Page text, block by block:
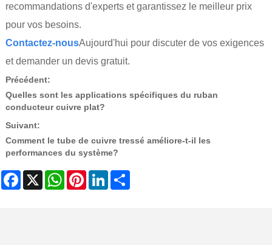
recommandations d'experts et garantissez le meilleur prix
pour vos besoins.
Contactez-nousAujourd'hui pour discuter de vos exigences
et demander un devis gratuit.
Précédent:
Quelles sont les applications spécifiques du ruban
conducteur cuivre plat?
Suivant:
Comment le tube de cuivre tressé améliore-t-il les
performances du système?
Facebook
X WhatsAppPinterestLinkedIn